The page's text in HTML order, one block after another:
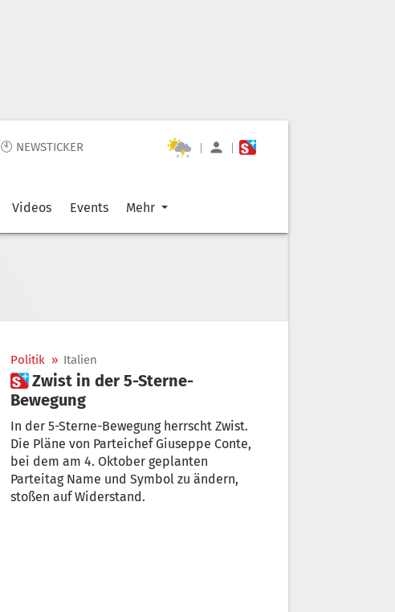
🕙 NEWSTICKER | |
Videos Events Mehr
Politik » Italien
 Zwist in der 5-Sterne-
Bewegung
In der 5-Sterne-Bewegung herrscht Zwist.
Die Pläne von Parteichef Giuseppe Conte,
bei dem am 4. Oktober geplanten
Parteitag Name und Symbol zu ändern,
stoßen auf Widerstand.